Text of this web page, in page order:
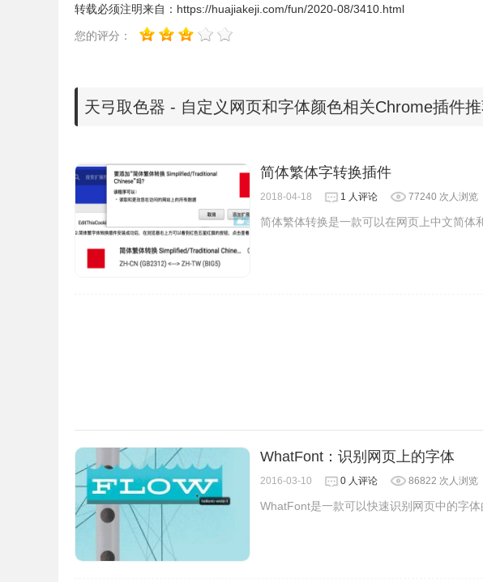
换到一个天弓取色器插件提供的默认颜色。
转载必须注明来自： https://huajiakeji.com/fun/2020-08/3410.html
您的评分：
天弓取色器 - 自定义网页和字体颜色相关Chrome插件
简体繁体字转换插件
2018-04-18 1 人评论 77240 次人浏览
简体繁体转换是一款可以在网页上中文简体
WhatFont：识别网页上的字体
2016-03-10 0 人评论 86822 次人浏览
WhatFont是一款可以快速识别网页中的字体